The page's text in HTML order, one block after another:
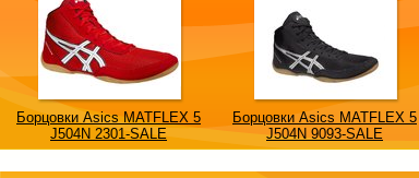
Борцовки Asics MATFLEX 5
J504N 2301-SALE
Борцовки Asics MATFLEX 5
J504N 9093-SALE